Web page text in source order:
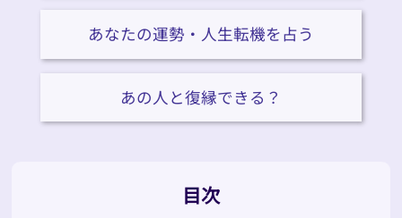
あなたの運勢・人生転機を占う
あの人と復縁できる？
目次